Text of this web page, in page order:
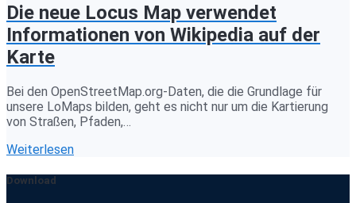
Die neue Locus Map verwendet
Informationen von Wikipedia auf der
Karte
Bei den OpenStreetMap.org-Daten, die die Grundlage für
unsere LoMaps bilden, geht es nicht nur um die Kartierung
von Straßen, Pfaden,…
Weiterlesen
Download